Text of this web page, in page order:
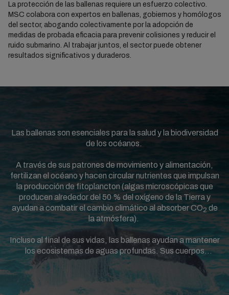
La protección de las ballenas requiere un esfuerzo colectivo.
MSC colabora con expertos en ballenas, gobiernos y homólogos
del sector, abogando colectivamente por la adopción de
medidas de probada eficacia para prevenir colisiones y reducir el
ruido submarino. Al trabajar juntos, el sector puede obtener
resultados significativos y duraderos.
Las ballenas son esenciales para la salud y la biodiversidad
de los océanos.
A través de sus patrones de movimiento y alimentación,
fertilizan el océano y hacen circular nutrientes que impulsan
la producción de fitoplancton (algas microscópicas que
producen alrededor del 50 % del oxígeno de la Tierra y
ayudan a combatir el cambio climático al absorber CO2 de
la atmósfera).
Incluso al final de sus vidas, las ballenas ayudan a mantener
los ecosistemas de aguas profundas. Sus cuerpos
proporcionan nutrientes vitales para otras especies
marinas, mientras que el carbono que almacenan
permanece en el fondo del océano durante siglos.